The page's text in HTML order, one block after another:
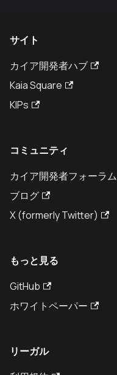
サイト
カイア開発者ハブ
Kaia Square
KIPs
コミュニティ
カイア開発者フォーラム
ブログ
X (formerly Twitter)
もっと見る
GitHub
ホワイトペーパー
リーガル